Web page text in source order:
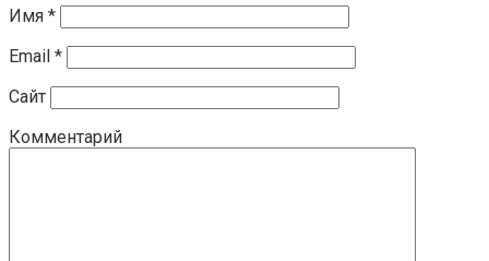
Имя *
Email *
Сайт
Комментарий